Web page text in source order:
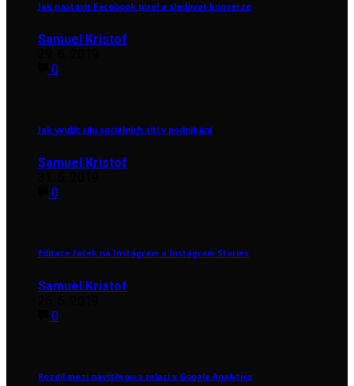
Jak nastavit Facebook pixel a sledovat konverze
Samuel Kristof
0
Jak využít sílu sociálních sítí v podnikání
Samuel Kristof
0
Editace fotek na Instagram a Instagram Stories
Samuel Kristof
0
Rozdíl mezi návštěvou a relací v Google Analytics